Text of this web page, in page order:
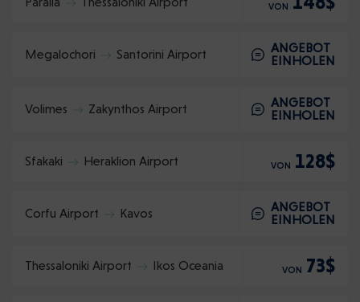
VON
Megalochori Santorini Airport
ANGEBOT
EINHOLEN
Volimes Zakynthos Airport
ANGEBOT
EINHOLEN
Sfakaki Heraklion Airport VON 128$
Corfu Airport Kavos
ANGEBOT
EINHOLEN
Thessaloniki Airport Ikos Oceania VON 73$